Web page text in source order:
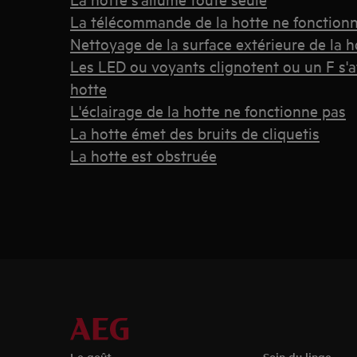
La télécommande de la hotte ne
Nettoyage de la surface extérieure de la
Les LED ou voyants clignotent ou un F
hotte
L'éclairage de la hotte ne fonctionne pas
La hotte émet des bruits de cliquetis
La hotte est obstruée